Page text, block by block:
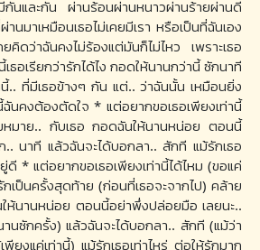
นและกัน ผ่านร้อนผ่านหนาวผ่านร้ายผ่านดี
นมาเหมือนเธอไม่เคยมีเรา หรือเป็นที่ฉันเอง
ยคิดว่าฉันคงไม่ร้องแต่มันก็ไม่ไหว เพราะเธอ
ธอเรียกว่ารักได้ไง กอดให้นานกว่านี้ ซักนาที
.. ที่มีเธอข้างๆ กัน แต่.. ว่าฉันนั้น เหมือนยิ่ง
นคงต้องตัดใจ * แต่อยากขอเธอเพียงเท่านี้
หมาย.. กับเธอ กอดฉันให้นานหน่อย ตอนนี้
นาที แล้วฉันจะได้บอกลา.. สักที แม้รักเธอ
ดี * แต่อยากขอเธอเพียงเท่านี้ได้ไหม (ขอแค่
เป็นครั้งสุดท้าย (ก่อนที่เธอจะจากไป) คล้าย
ห้นานหน่อย ตอนนี้อย่าพึ่งปล่อยมือ เลยนะ..
นซักครั้ง) แล้วฉันจะได้บอกลา.. สักที (แม้ว่า
ยงแค่เท่านี้) แม้รักเธอเท่าไหร่ ต่อให้รักมาก